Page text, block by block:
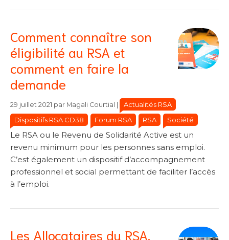
Comment connaître son
éligibilité au RSA et
comment en faire la
demande
29 juillet 2021 par Magali Courtial Catégories
Catégories
Actualités RSA
Dispositifs RSA CD38
Forum RSA RSA Société
Le RSA ou le Revenu de Solidarité Active est un
revenu minimum pour les personnes sans emploi.
C’est également un dispositif d’accompagnement
professionnel et social permettant de faciliter l’accès
à l’emploi.
Les Allocataires du RSA,